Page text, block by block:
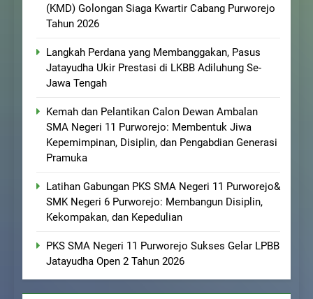
(KMD) Golongan Siaga Kwartir Cabang Purworejo
Tahun 2026
Langkah Perdana yang Membanggakan, Pasus
Jatayudha Ukir Prestasi di LKBB Adiluhung Se-
Jawa Tengah
Kemah dan Pelantikan Calon Dewan Ambalan
SMA Negeri 11 Purworejo: Membentuk Jiwa
Kepemimpinan, Disiplin, dan Pengabdian Generasi
Pramuka
Latihan Gabungan PKS SMA Negeri 11 Purworejo&
SMK Negeri 6 Purworejo: Membangun Disiplin,
Kekompakan, dan Kepedulian
PKS SMA Negeri 11 Purworejo Sukses Gelar LPBB
Jatayudha Open 2 Tahun 2026